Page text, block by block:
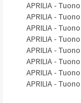
APRILIA -
APRILIA -
APRILIA -
APRILIA -
APRILIA -
APRILIA -
APRILIA -
APRILIA -